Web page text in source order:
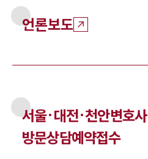
언론보도
서울·대전·천안변호사
방문상담예약접수